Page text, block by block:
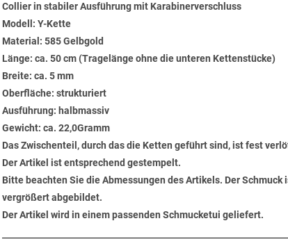
Collier in stabiler Ausführung mit Karabinerverschluss
Modell: Y-Kette
Material: 585 Gelbgold
Länge: ca. 50 cm (Tragelänge ohne die unteren Kettenstücke)
Breite: ca. 5 mm
Oberfläche: strukturiert
Ausführung: halbmassiv
Gewicht: ca. 22,0Gramm
Das Zwischenteil, durch das die Ketten geführt sind, ist fest
Der Artikel ist entsprechend gestempelt.
Bitte beachten Sie die Abmessungen des Artikels. Der Schmuck
vergrößert abgebildet.
Der Artikel wird in einem passenden Schmucketui geliefert.